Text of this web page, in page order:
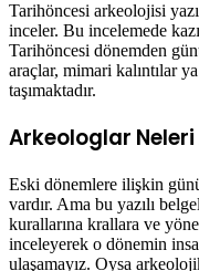
Tarihöncesi arkeolojisi
inceler. Bu incelemede
Tarihöncesi dönemden
araçlar, mimari kalıntılar
taşımaktadır.
Arkeologlar Neleri
Eski dönemlere ilişkin
vardır. Ama bu yazılı
kurallarına krallara ve
inceleyerek o dönemin
ulaşamayız. Oysa